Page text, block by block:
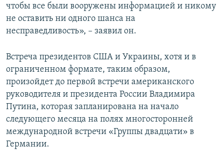
чтобы все были вооружены информацией и никому
не оставить ни одного шанса на
несправедливость», – заявил он.
Встреча президентов США и Украины, хотя и в
ограниченном формате, таким образом,
произойдет до первой встречи американского
руководителя и президента России Владимира
Путина, которая запланирована на начало
следующего месяца на полях многосторонней
международной встречи «Группы двадцати» в
Германии.